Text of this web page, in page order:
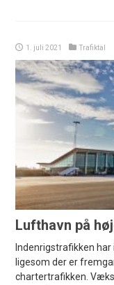
1. juli 2021 Trafiktal
Lufthavn på
Indenrigstrafikken
ligesom der er
chartertrafikken.